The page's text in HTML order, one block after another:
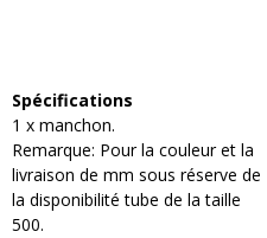
Spécifications
1 x manchon.
Remarque: Pour la couleur et la
livraison de mm sous réserve de
la disponibilité tube de la taille
500.